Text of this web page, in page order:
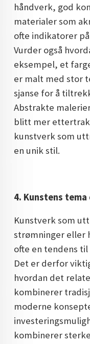
håndverk, god
materialer som
ofte indikatorer
Vurder også
eksempel, et
er malt med stor
sjanse for å
Abstrakte
blitt mer
kunstverk som
en unik stil.
4. Kunstens
Kunstverk som
strømninger eller
ofte en tendens
Det er derfor
hvordan det
kombinerer
moderne
kombinerer